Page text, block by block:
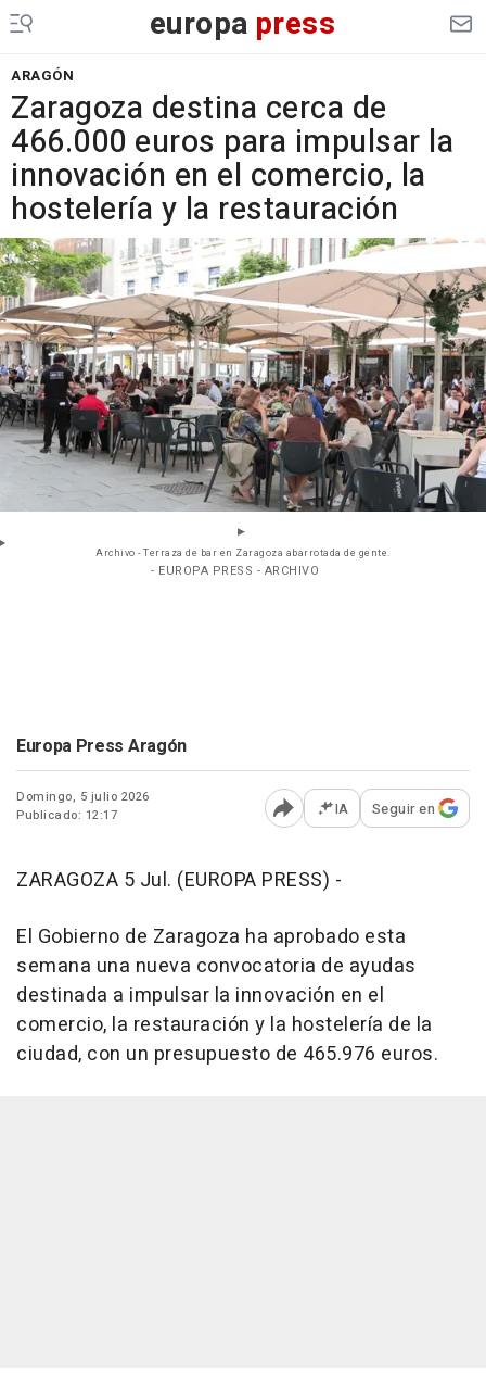
europa press
ARAGÓN
Zaragoza destina cerca de
466.000 euros para impulsar la
innovación en el comercio, la
hostelería y la restauración
Archivo - Terraza de bar en Zaragoza abarrotada de gente.
- EUROPA PRESS - ARCHIVO
Europa Press Aragón
Domingo, 5 julio 2026
Publicado: 12:17
Abrir opciones para
IA Seguir en
ZARAGOZA 5 Jul. (EUROPA PRESS) -
El Gobierno de Zaragoza ha aprobado esta
semana una nueva convocatoria de ayudas
destinada a impulsar la innovación en el
comercio, la restauración y la hostelería de la
ciudad, con un presupuesto de 465.976 euros.